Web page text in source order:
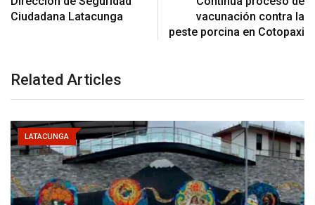
Ciudadana Latacunga
vacunación contra la
peste porcina en Cotopaxi
Related Articles
LATACUNGA